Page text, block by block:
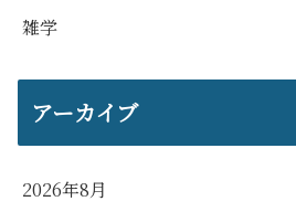
雑学
アーカイブ
2026年8月